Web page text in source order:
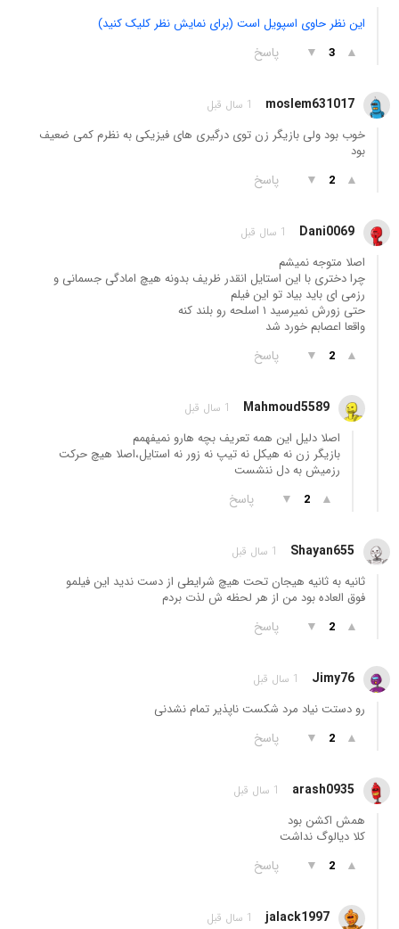
این نظر حاوی اسپویل است (برای نمایش نظر کلیک کنید)
▲
3
▼ پاسخ
moslem631017 1 سال قبل
خوب بود ولی بازیگر زن توی درگیری های فیزیکی به نظرم کمی ضعیف
بود
▲
2
▼ پاسخ
Dani0069 1 سال قبل
اصلا متوجه نمیشم
چرا دختری با این استایل انقدر ظریف بدونه هیچ امادگی جسمانی و
رزمی ای باید بیاد تو این فیلم
حتی زورش نمیرسید ۱ اسلحه رو بلند کنه
واقعا اعصابم خورد شد
▲
2
▼ پاسخ
Mahmoud5589 1 سال قبل
اصلا دلیل این همه تعریف بچه هارو نمیفهمم
بازیگر زن نه هیکل نه تیپ نه زور نه استایل،اصلا هیچ حرکت
رزمیش به دل ننشست
▲
2
▼ پاسخ
Shayan655 1 سال قبل
ثانیه به ثانیه هیجان تحت هیچ شرایطی از دست ندید این فیلمو
فوق العاده بود من از هر لحظه ش لذت بردم
▲
2
▼ پاسخ
Jimy76 1 سال قبل
رو دستت نیاد مرد شکست ناپذیر تمام نشدنی
▲
2
▼ پاسخ
arash0935 1 سال قبل
همش اکشن بود
کلا دیالوگ نداشت
▲
2
▼ پاسخ
jalack1997 1 سال قبل